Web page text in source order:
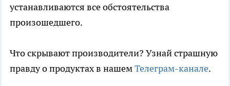
устанавливаются все обстоятельства
произошедшего.
Что скрывают производители? Узнай страшную
правду о продуктах в нашемТелеграм-канале.